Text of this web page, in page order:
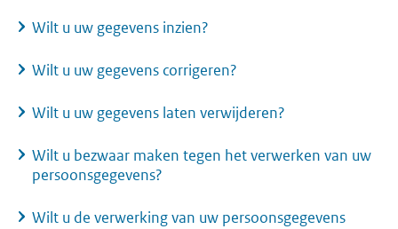
Wilt u uw gegevens inzien?
Wilt u uw gegevens corrigeren?
Wilt u uw gegevens laten verwijderen?
Wilt u bezwaar maken tegen het verwerken van uw
persoonsgegevens?
Wilt u de verwerking van uw persoonsgegevens